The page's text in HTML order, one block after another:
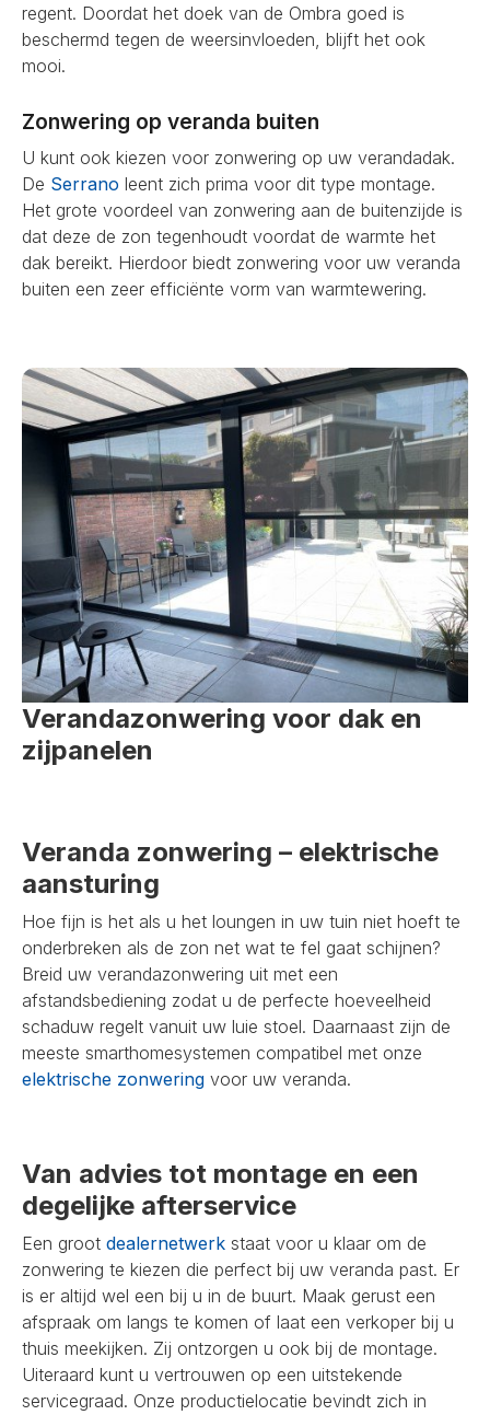
regent. Doordat het doek van de Ombra goed is
beschermd tegen de weersinvloeden, blijft het ook
mooi.
Zonwering op veranda buiten
U kunt ook kiezen voor zonwering op uw verandadak.
De Serrano leent zich prima voor dit type montage.
Het grote voordeel van zonwering aan de buitenzijde is
dat deze de zon tegenhoudt voordat de warmte het
dak bereikt. Hierdoor biedt zonwering voor uw veranda
buiten een zeer efficiënte vorm van warmtewering.
Verandazonwering voor dak en
zijpanelen
Veranda zonwering – elektrische
aansturing
Hoe fijn is het als u het loungen in uw tuin niet hoeft te
onderbreken als de zon net wat te fel gaat schijnen?
Breid uw verandazonwering uit met een
afstandsbediening zodat u de perfecte hoeveelheid
schaduw regelt vanuit uw luie stoel. Daarnaast zijn de
meeste smarthomesystemen compatibel met onze
elektrische zonwering voor uw veranda.
Van advies tot montage en een
degelijke afterservice
Een groot dealernetwerk staat voor u klaar om de
zonwering te kiezen die perfect bij uw veranda past. Er
is er altijd wel een bij u in de buurt. Maak gerust een
afspraak om langs te komen of laat een verkoper bij u
thuis meekijken. Zij ontzorgen u ook bij de montage.
Uiteraard kunt u vertrouwen op een uitstekende
servicegraad. Onze productielocatie bevindt zich in